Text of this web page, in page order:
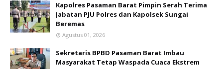
Kapolres Pasaman Barat Pimpin Serah Terima
Jabatan PJU Polres dan Kapolsek Sungai
Beremas
Agustus 01, 2026
Sekretaris BPBD Pasaman Barat Imbau
Masyarakat Tetap Waspada Cuaca Ekstrem